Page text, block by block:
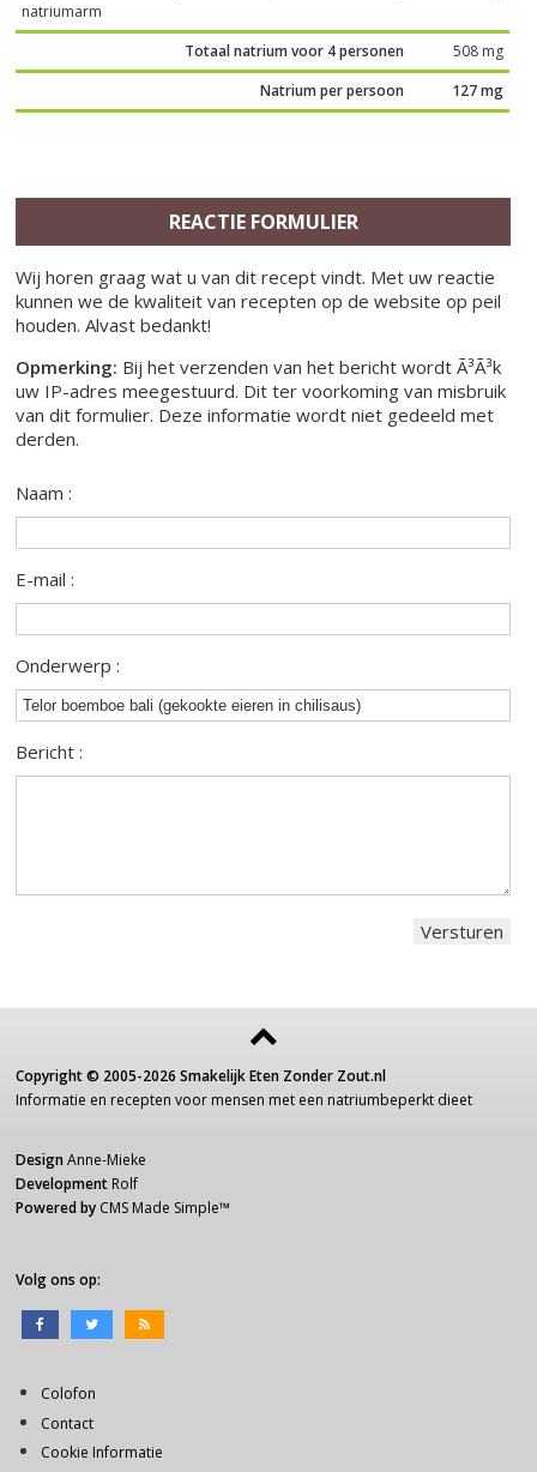
natriumarm
Totaal natrium voor 4 personen
508 mg
Natrium per persoon
127 mg
REACTIE FORMULIER
Wij horen graag wat u van dit recept vindt. Met uw reactie
kunnen we de kwaliteit van recepten op de website op peil
houden. Alvast bedankt!
Opmerking: Bij het verzenden van het bericht wordt Ã³Ã³k
uw IP-adres meegestuurd. Dit ter voorkoming van misbruik
van dit formulier. Deze informatie wordt niet gedeeld met
derden.
Naam :
E-mail :
Onderwerp :
Bericht :
Copyright © 2005-2026 Smakelijk Eten Zonder Zout.nl
Informatie en recepten voor mensen met een natriumbeperkt dieet
Design Anne-Mieke
Development Rolf
Powered by CMS Made Simple™
Volg ons op:
Colofon
Contact
Cookie Informatie